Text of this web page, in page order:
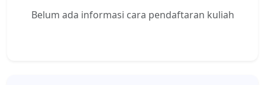
Belum ada informasi cara pendaftaran kuliah